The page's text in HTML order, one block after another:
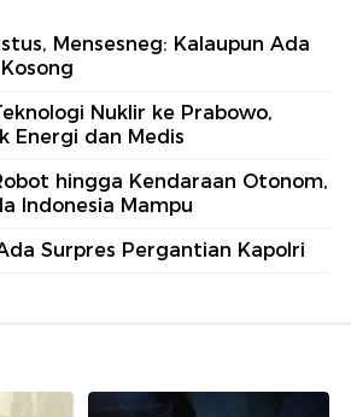
Mensesneg: Kalaupun Ada
Nuklir ke Prabowo,
Energi dan Medis
hingga Kendaraan Otonom,
Indonesia Mampu
Surpres Pergantian Kapolri